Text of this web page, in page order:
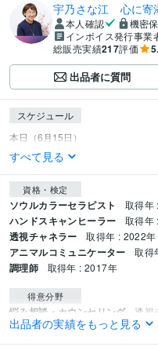
宇乃さな江 心に寄
本人確認
機密
インボイス発行事業
総販売実績217評価
出品者に質問
スケジュール
すべて見る
資格・検定
ソウルカラーセラピスト 取得年
ハンドスキャンヒーラー 取得年
透視チャネラー 取得年 : 2022年
アニマルコミュニケーター 取得
調理師 取得年 : 2017年
得意分野
悩み相談・カウンセリング 透視
カード　(2019年～) ハンドスキ
恋愛、抱えた悩み
出品者の実績をもっと見る